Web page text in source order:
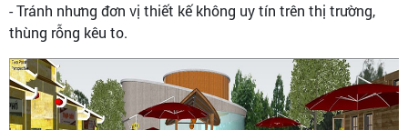
- Tránh nhưng đơn vị thiết kế không uy tín trên thị trường,
thùng rỗng kêu to.